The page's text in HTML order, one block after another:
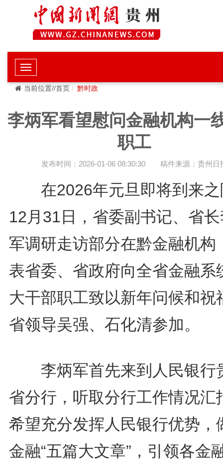
当前位置//首页 黔时政
李炳军看望慰问金融机构一
职工
发布时间：2026-01-06 08:30:30 稿件来源：贵州日
在2026年元旦即将到来之
12月31日，省委副书记、省
军调研走访部分在黔金融机构
表省委、省政府向全省金融系
大干部职工致以新年问候和祝
省领导吴强、石化清参加。
李炳军首先来到人民银行
省分行，听取分行工作情况汇
希望充分发挥人民银行优势，
金融“五篇大文章”，引领各金